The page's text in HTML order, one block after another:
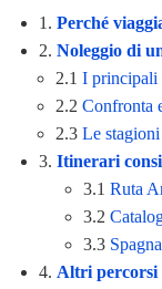
1. Perché
2. Noleggio di
2.1 I principali
2.2 Confronta
2.3 Le
3. Itinerari
3.1 Ruta
3.2
3.3
4. Altri percorsi